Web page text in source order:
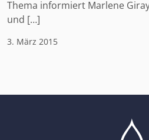
Thema informiert Marlene
und […]
3. März 2015